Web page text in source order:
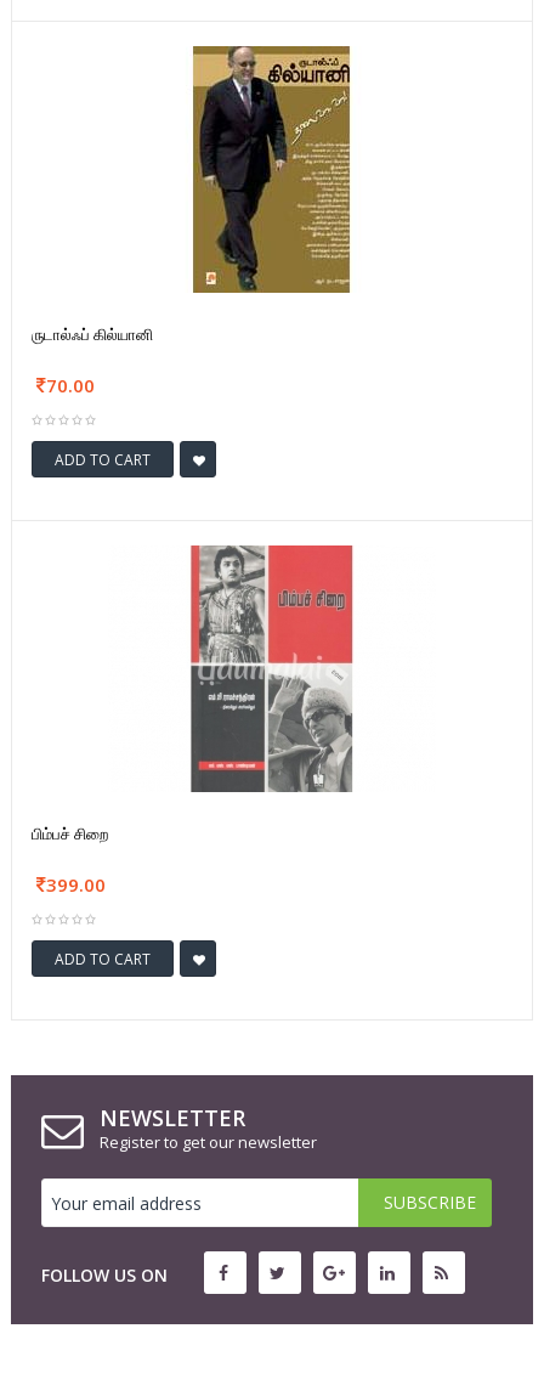
ருடால்ஃப் கில்யானி
70.00
ADD TO CART
பிம்பச் சிறை
399.00
ADD TO CART
NEWSLETTER
Register to get our newsletter
FOLLOW US ON